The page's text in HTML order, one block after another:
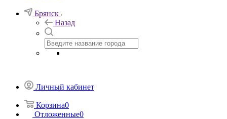
Брянск
Назад
Личный кабинет
Корзина0
Отложенные0